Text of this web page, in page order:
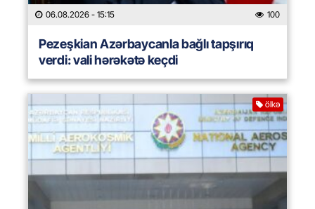
06.08.2026 - 15:15 100
Pezeşkian Azərbaycanla bağlı tapşırıq
verdi: vali hərəkətə keçdi
ölkə